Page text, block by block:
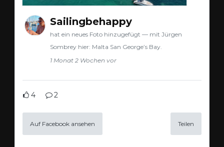
Sailingbehappy
hat ein neues Foto hinzugefügt — mit Jürgen
Sombrey hier: Malta San George’s Bay.
1 Monat 2 Wochen vor
4 2
Auf Facebook ansehen Teilen